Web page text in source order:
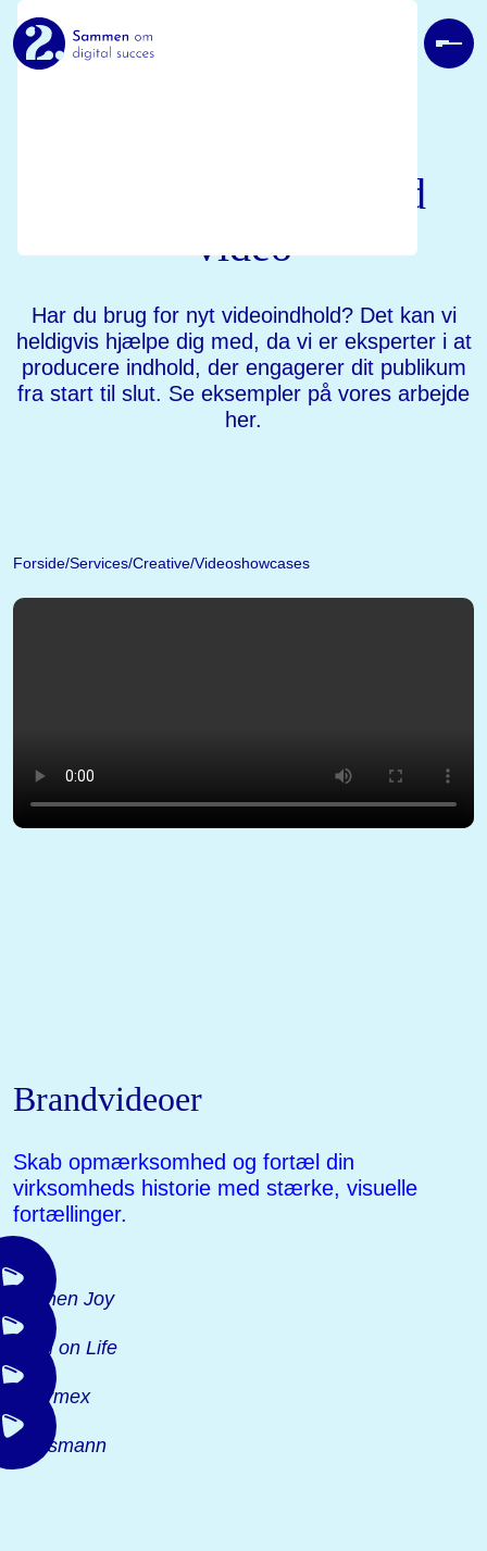
Skip
to
content
opmærksomhed med
video
Har du brug for nyt videoindhold? Det kan vi
heldigvis hjælpe dig med, da vi er eksperter i at
producere indhold, der engagerer dit publikum
fra start til slut. Se eksempler på vores arbejde
her.
Forside Services Creative Videoshowcases
Brandvideoer
Skab opmærksomhed og fortæl din
virksomheds historie med stærke, visuelle
fortællinger.
Kitchen Joy
High on Life
Thermex
Rossmann